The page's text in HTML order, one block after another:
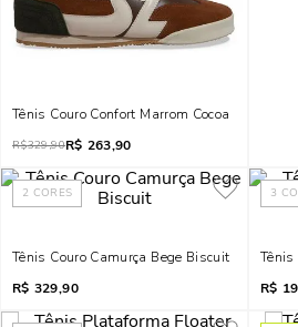
Tênis Couro Confort Marrom Cocoa
R$329,90R$ 263,90
2 CORES
Tênis Couro Camurça Bege Biscuit
R$ 329,90
3
R$